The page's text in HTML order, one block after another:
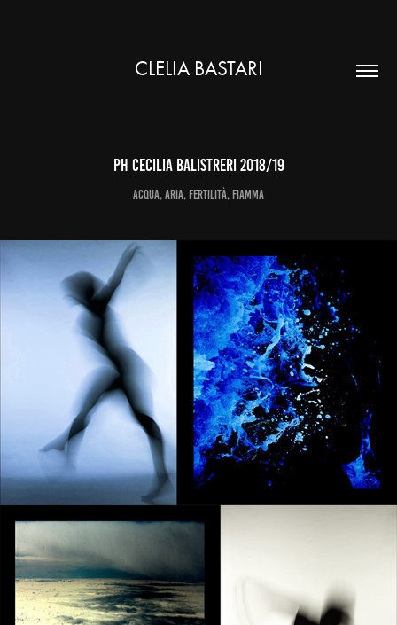
CLELIA BASTARI
ph cecilia balistreri 2018/19
acqua, aria, fertilità, fiamma